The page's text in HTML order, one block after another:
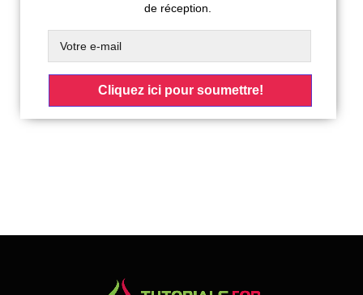
de réception.
Cliquez ici pour soumettre!